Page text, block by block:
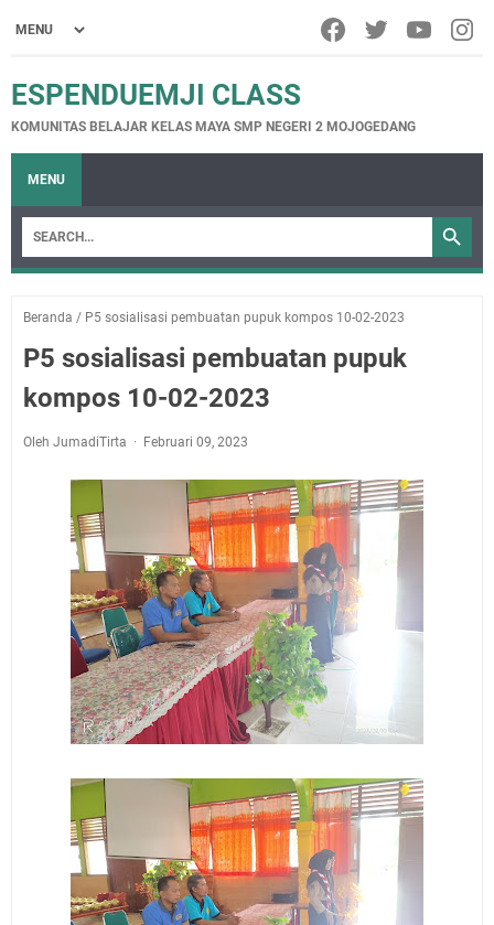
ESPENDUEMJI CLASS
KOMUNITAS BELAJAR KELAS MAYA SMP NEGERI 2 MOJOGEDANG
MENU
Beranda / P5 sosialisasi pembuatan pupuk kompos 10-02-2023
P5 sosialisasi pembuatan pupuk
kompos 10-02-2023
Oleh JumadiTirta Februari 09, 2023